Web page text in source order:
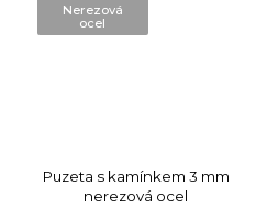
Nerezová
ocel
Puzeta s kamínkem 3 mm
nerezová ocel